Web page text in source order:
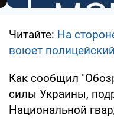
Читайте: На
воюет
Как сообщил
силы Украины,
Национальной